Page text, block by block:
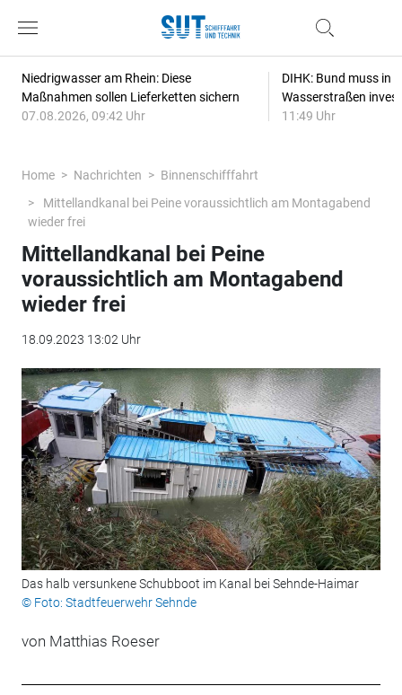
Niedrigwasser am Rhein: Diese
Maßnahmen sollen Lieferketten sichern
07.08.2026, 09:42 Uhr
DIHK: Bund muss in
Wasserstraßen
11:49 Uhr
Home Nachrichten
Binnenschifffahrt
Mittellandkanal bei Peine voraussichtlich am Montagabend
wieder frei
Mittellandkanal bei Peine
voraussichtlich am Montagabend
wieder frei
18.09.2023 13:02 Uhr
Das halb versunkene Schubboot im Kanal bei Sehnde-Haimar
© Foto: Stadtfeuerwehr Sehnde
von Matthias Roeser